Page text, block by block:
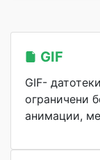
GIF
GIF-
ограничени
анимации,